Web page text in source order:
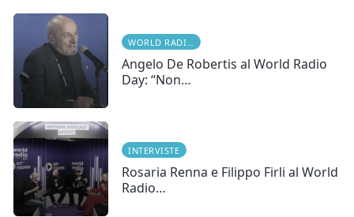
Angelo De Robertis al World Radio
Day: “Non…
INTERVISTE
Rosaria Renna e Filippo Firli al World
Radio…